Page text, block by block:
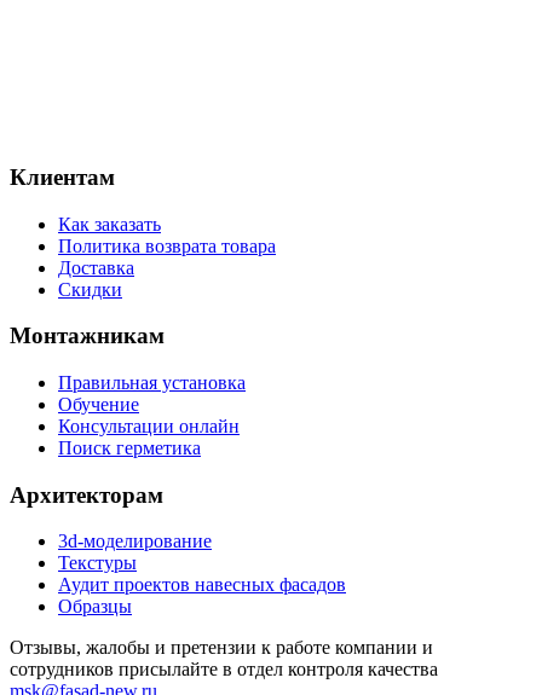
Клиентам
Как заказать
Политика возврата товара
Доставка
Скидки
Монтажникам
Правильная установка
Обучение
Консультации онлайн
Поиск герметика
Архитекторам
3d-моделирование
Текстуры
Аудит проектов навесных фасадов
Образцы
Отзывы, жалобы и претензии к работе компании и
сотрудников присылайте в отдел контроля качества